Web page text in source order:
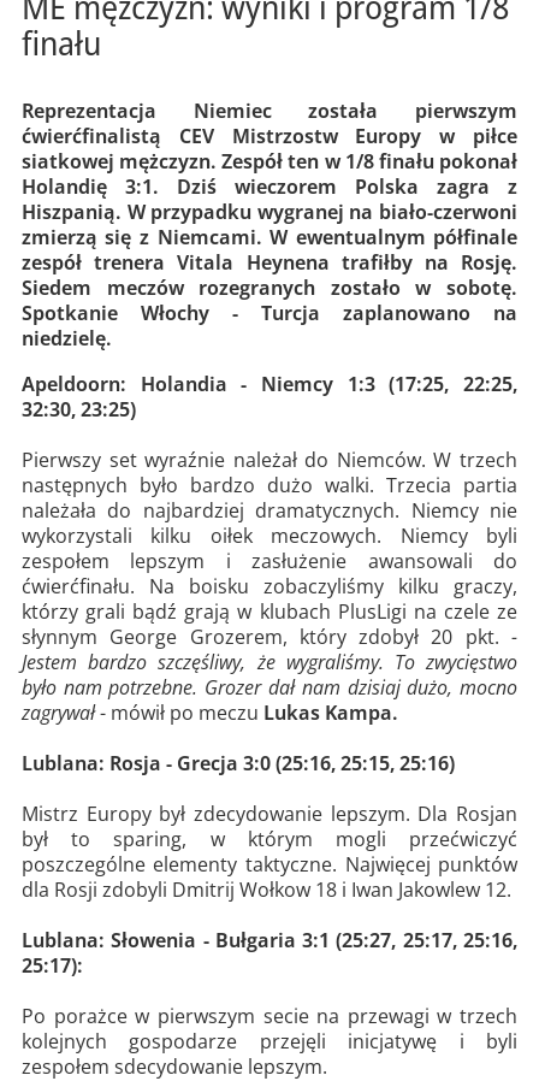
finału
Reprezentacja Niemiec została pierwszym
ćwierćfinalistą CEV Mistrzostw Europy w piłce
siatkowej mężczyzn. Zespół ten w 1/8 finału pokonał
Holandię 3:1. Dziś wieczorem Polska zagra z
Hiszpanią. W przypadku wygranej na biało-czerwoni
zmierzą się z Niemcami. W ewentualnym półfinale
zespół trenera Vitala Heynena trafiłby na Rosję.
Siedem meczów rozegranych zostało w sobotę.
Spotkanie Włochy - Turcja zaplanowano na
niedzielę.
Apeldoorn: Holandia - Niemcy 1:3 (17:25, 22:25,
32:30, 23:25)
Pierwszy set wyraźnie należał do Niemców. W trzech
następnych było bardzo dużo walki. Trzecia partia
należała do najbardziej dramatycznych. Niemcy nie
wykorzystali kilku oiłek meczowych. Niemcy byli
zespołem lepszym i zasłużenie awansowali do
ćwierćfinału. Na boisku zobaczyliśmy kilku graczy,
którzy grali bądź grają w klubach PlusLigi na czele ze
słynnym George Grozerem, który zdobył 20 pkt.-
Jestem bardzo szczęśliwy, że wygraliśmy. To zwycięstwo
było nam potrzebne. Grozer dał nam dzisiaj dużo, mocno
zagrywał- mówił po meczu Lukas Kampa.
Lublana: Rosja - Grecja 3:0 (25:16, 25:15, 25:16)
Mistrz Europy był zdecydowanie lepszym. Dla Rosjan
był to sparing, w którym mogli przećwiczyć
poszczególne elementy taktyczne. Najwięcej punktów
dla Rosji zdobyli Dmitrij Wołkow 18 i Iwan Jakowlew 12.
Lublana: Słowenia - Bułgaria 3:1 (25:27, 25:17, 25:16,
25:17):
Po porażce w pierwszym secie na przewagi w trzech
kolejnych gospodarze przejęli inicjatywę i byli
zespołem sdecydowanie lepszym.